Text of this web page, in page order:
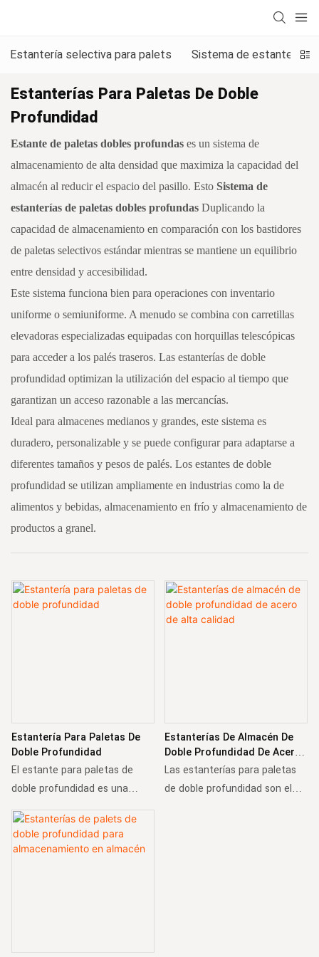
Estantería selectiva para palets Sistema de estanterías
Estanterías Para Paletas De Doble
Profundidad
Estante de paletas dobles profundas es un sistema de
almacenamiento de alta densidad que maximiza la capacidad del
almacén al reducir el espacio del pasillo. Esto Sistema de
estanterías de paletas dobles profundas Duplicando la
capacidad de almacenamiento en comparación con los bastidores
de paletas selectivos estándar mientras se mantiene un equilibrio
entre densidad y accesibilidad.
Este sistema funciona bien para operaciones con inventario
uniforme o semiuniforme. A menudo se combina con carretillas
elevadoras especializadas equipadas con horquillas telescópicas
para acceder a los palés traseros. Las estanterías de doble
profundidad optimizan la utilización del espacio al tiempo que
garantizan un acceso razonable a las mercancías.
Ideal para almacenes medianos y grandes, este sistema es
duradero, personalizable y se puede configurar para adaptarse a
diferentes tamaños y pesos de palés. Los estantes de doble
profundidad se utilizan ampliamente en industrias como la de
alimentos y bebidas, almacenamiento en frío y almacenamiento de
productos a granel.
Estantería Para Paletas De
Doble Profundidad
El estante para paletas de
doble profundidad es una
solución de almacenamiento
innovadora diseñada para
maximizar la densidad de
Estanterías De Almacén De
Doble Profundidad De Acero
De Alta Calidad
Las estanterías para paletas
de doble profundidad son el